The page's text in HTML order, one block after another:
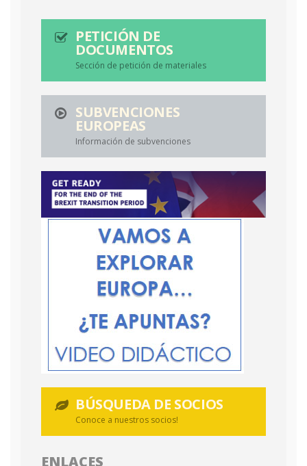
PETICIÓN DE
DOCUMENTOS
Sección de petición de materiales
SUBVENCIONES
EUROPEAS
Información de subvenciones
BÚSQUEDA DE SOCIOS
Conoce a nuestros socios!
ENLACES